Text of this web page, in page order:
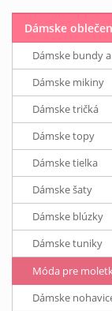
Dámske
Dámske bundy
Dámske mikiny
Dámske tričká
Dámske topy
Dámske tielka
Dámske šaty
Dámske blúzky
Dámske tuniky
Móda pre
Dámske